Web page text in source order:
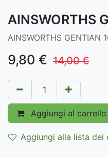
AINSWORTHS
AINSWORTHS GENTIAN
9,80 € 14,00€
Aggiungi al carrello
Aggiungi alla lista dei